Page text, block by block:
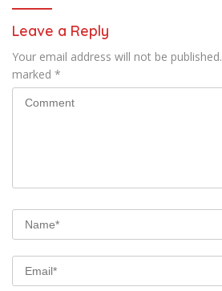
Leave a Reply
Your email address will not be published.
marked *